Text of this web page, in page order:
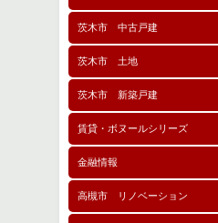
茨木市 中古戸建
茨木市 土地
茨木市 新築戸建
賃貸・ボヌールシリーズ
金融情報
高槻市 リノベーション